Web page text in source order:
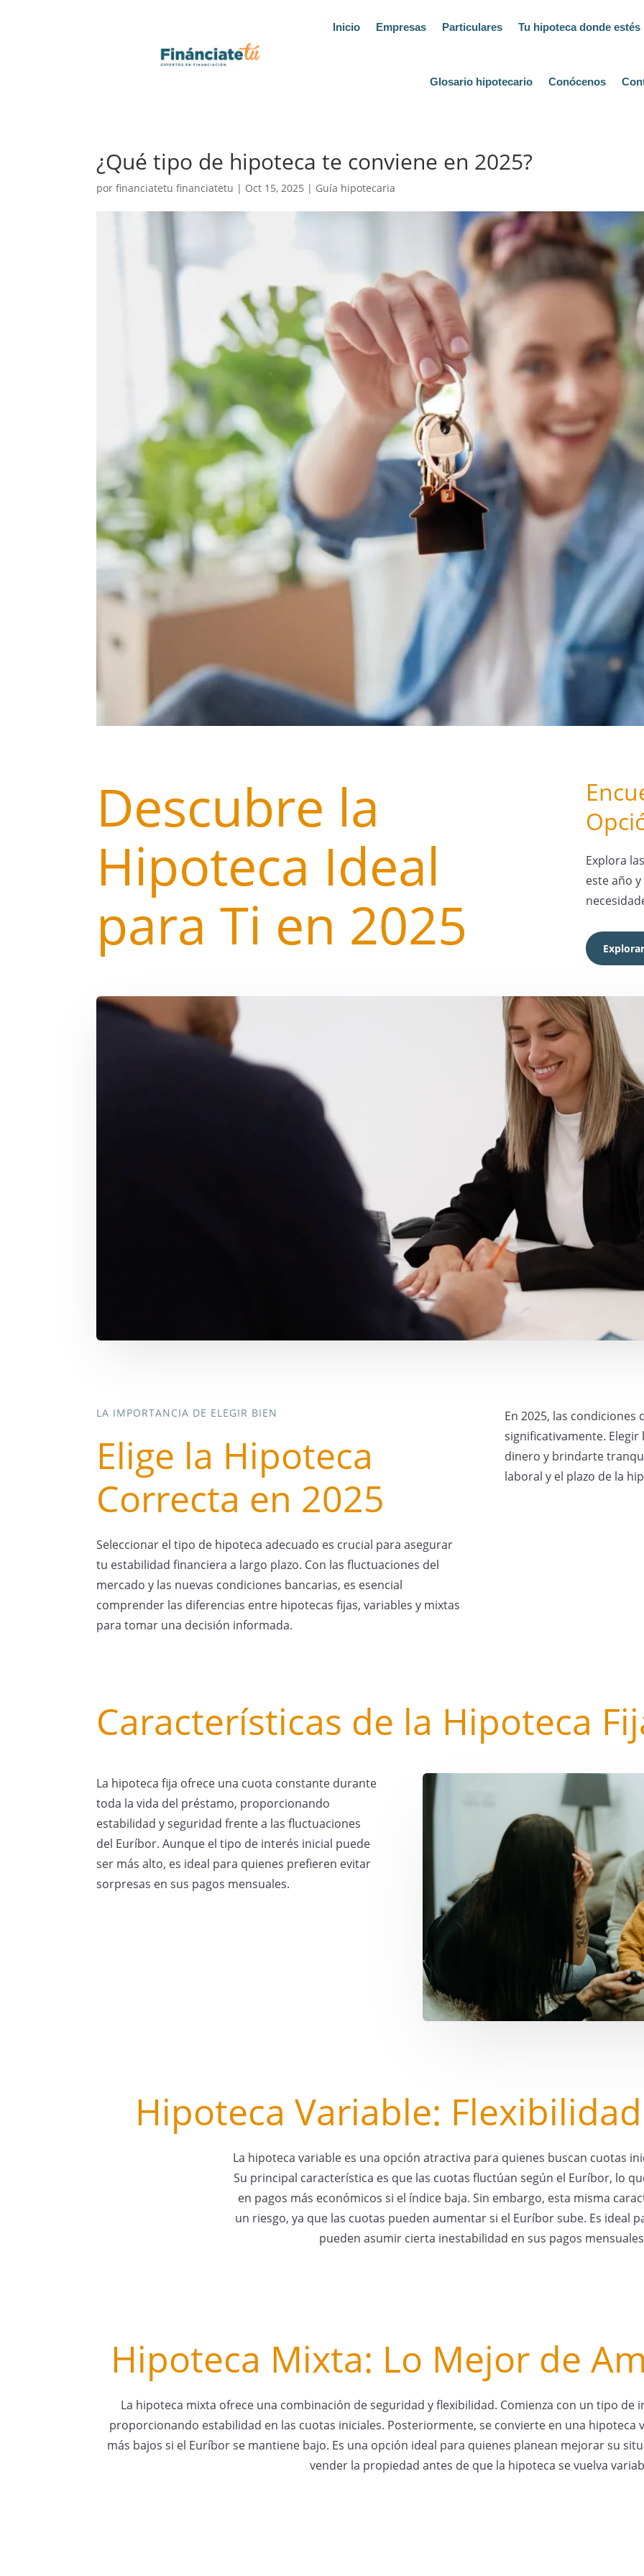
Inicio Empresas Particulares Tu hipoteca donde estés
Glosario hipotecario Conócenos
¿Qué tipo de hipoteca te conviene en 2025?
porfinanciatetu financiatetu | Oct 15, 2025 | Guía hipotecaria
Descubre la
Hipoteca Ideal
para Ti en 2025
Explora
este año
LA IMPORTANCIA DE ELEGIR BIEN
Elige la Hipoteca
Correcta en 2025
Seleccionar el tipo de hipoteca adecuado es crucial para asegurar
tu estabilidad financiera a largo plazo. Con las fluctuaciones del
mercado y las nuevas condiciones bancarias, es esencial
comprender las diferencias entre hipotecas fijas, variables y mixtas
para tomar una decisión informada.
En 2025, las
significativamente.
dinero y brindarte
laboral y el plazo de la
Características de la Hipoteca
La hipoteca fija ofrece una cuota constante durante
toda la vida del préstamo, proporcionando
estabilidad y seguridad frente a las fluctuaciones
del Euríbor. Aunque el tipo de interés inicial puede
ser más alto, es ideal para quienes prefieren evitar
sorpresas en sus pagos mensuales.
Hipoteca Variable:
La hipoteca variable es una opción atractiva para quienes buscan cuotas
Su principal característica es que las cuotas fluctúan según el Euríbor, lo
en pagos más económicos si el índice baja. Sin embargo, esta misma
un riesgo, ya que las cuotas pueden aumentar si el Euríbor sube. Es ideal
pueden asumir cierta inestabilidad en sus pagos
Hipoteca Mixta: Lo Mejor de
La hipoteca mixta ofrece una combinación de seguridad y flexibilidad. Comienza con un tipo
proporcionando estabilidad en las cuotas iniciales. Posteriormente, se convierte en una hipoteca
más bajos si el Euríbor se mantiene bajo. Es una opción ideal para quienes planean mejorar su
vender la propiedad antes de que la hipoteca se vuelva